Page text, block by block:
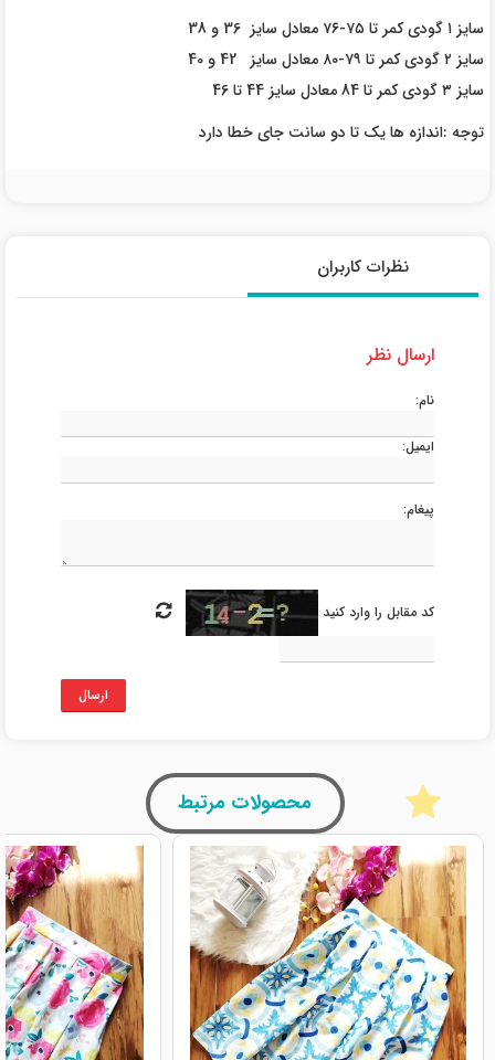
سایز ۱ گودی کمر تا ۷۵-۷۶ معادل سایز 36 و 38
سایز ۲ گودی کمر تا ۷۹-۸۰ معادل سایز 42 و 40
سایز ۳ گودی کمر تا 84 معادل سایز 44 تا 46
توجه :اندازه ها یک تا دو سانت جای خطا دارد
نظرات کاربران
ارسال نظر
نام:
ایمیل:
پیغام:
کد مقابل را وارد کنید
ارسال
محصولات مرتبط